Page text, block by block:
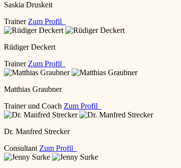
Saskia Druskeit
Trainer Zum Profil
Rüdiger Deckert
Trainer Zum Profil
Matthias Graubner
Trainer und Coach Zum Profil
Dr. Manfred Strecker
Consultant Zum Profil